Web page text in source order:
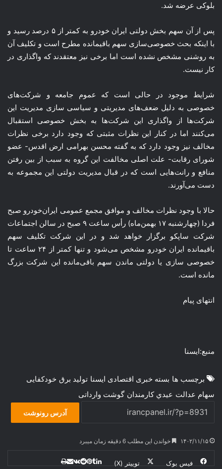
بلوکی عرضه شد.
پس از آن سهم بخش دولتی ایران خودرو به کمتر از ۵ درصد رسید و
با اینکه بحث خصوصی‌سازی سهم باقیمانده مطرح است و تکلیف آن
به روشنی مشخص نشده است اما برخی نیز معتقدند که واگذاری در
کار نیست.
شرایط موجود در حالی است که عموم جامعه و شرکت‌های
خصوصی به دلیل ضعف‌های مدیریتی و سیاسی سازی مدیریت این
شرکت‌ها از واگذاری این شرکت‌ها به بخش خصوصی استقبال
می‌کنند اما در کنار این نظرات مثبتی که وجود دارد برخی نظرات
مخالف نیز وجود دارد که به گفته محسن بهرامی ارض اقدس- عضو
شورای رقابت- علت اصلی مخالفت این گروه به سبب از بین رفتن
منافع و رانت‌هایی است که در قبال مدیریت دولتی این مجموعه به
دست می‌آورند.
حالا با وجود نظرات مخالف و موافق مجمع عمومی ایران‌خودرو صبح
فردا (چهارشنبه ۱۷ بهمن‌ماه) رأس ساعت ۹ صبح در سالن اجتماعات
شرکت ساپکو برگزار خواهد شد و در این شرکت تکلیف سهم
باقیمانده ایران خودرو مشخص می‌شود و تنها کمتر از ۲۴ ساعت تا
خصوصی سازی یا دولتی ماندن سهم باقی‌مانده این شرکت بزرگ
مانده است.
انتهای پیام
منبع:ایسنا
برچسب ها بسته خبری اقتصادی ایسنا تولید برق خودکفایی
سهام عدالت عيدي كارمندان گوشت وارداتی
آدرس رونوشت
۱۴۰۲/۱۱/۱۵ خواندن این مطلب 6 دقیقه زمان میبرد
فیس بوک توییتر (X)